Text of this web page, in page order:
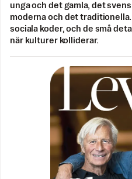
unga och det gamla, det
moderna och det traditionella.
sociala koder, och de små
när kulturer kolliderar.